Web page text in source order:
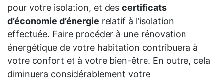
pour votre isolation, et des certificats
d’économie d’énergie relatif à l’isolation
effectuée. Faire procéder à une rénovation
énergétique de votre habitation contribuera à
votre confort et à votre bien-être. En outre, cela
diminuera considérablement votre